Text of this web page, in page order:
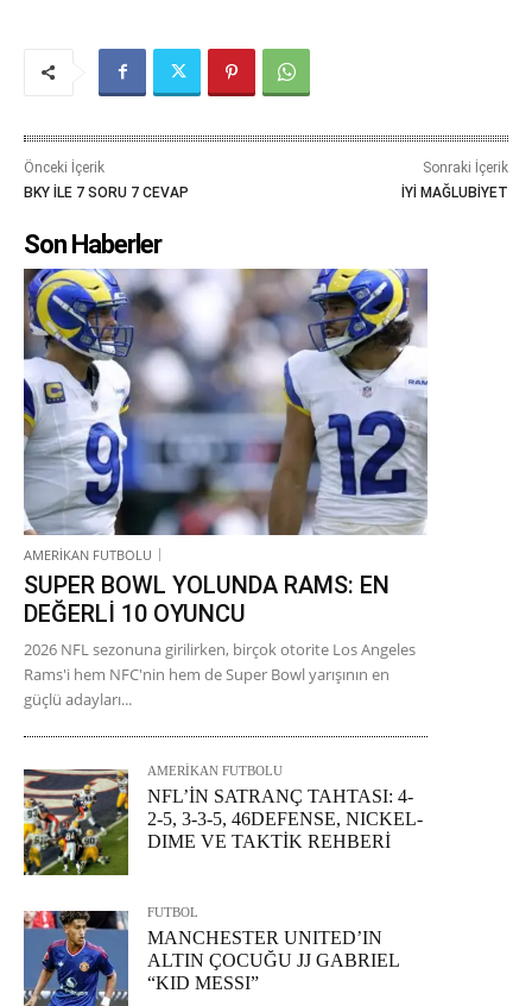
Önceki İçerik
BKY İLE 7 SORU 7 CEVAP
Sonraki İçerik
İYİ MAĞLUBİYET
Son Haberler
AMERİKAN FUTBOLU
SUPER BOWL YOLUNDA RAMS: EN
DEĞERLİ 10 OYUNCU
2026 NFL sezonuna girilirken, birçok otorite Los Angeles
Rams'i hem NFC'nin hem de Super Bowl yarışının en
güçlü adayları...
AMERİKAN FUTBOLU
NFL’İN SATRANÇ TAHTASI: 4-
2-5, 3-3-5, 46DEFENSE, NICKEL-
DIME VE TAKTİK REHBERİ
FUTBOL
MANCHESTER UNITED’IN
ALTIN ÇOCUĞU JJ GABRIEL
“KID MESSI”